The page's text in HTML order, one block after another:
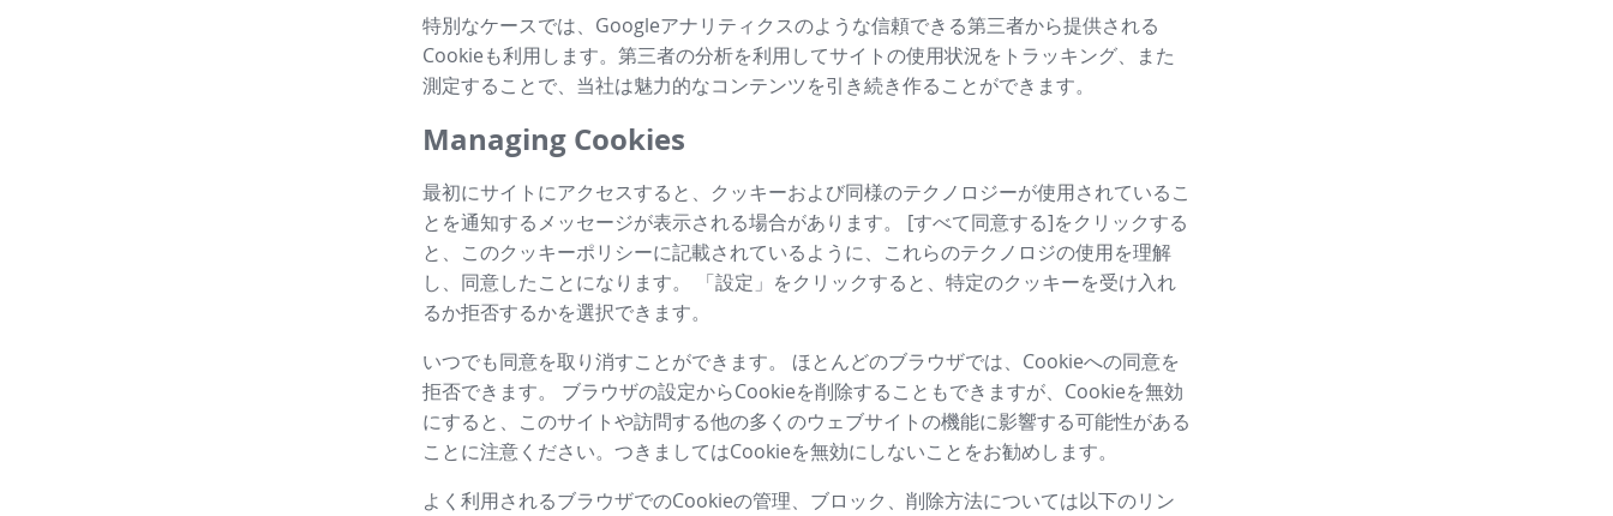
特別なケースでは、Googleアナリティクスのような信頼できる第三者から提供される
Cookieも利用します。第三者の分析を利用してサイトの使用状況をトラッキング、また
測定することで、当社は魅力的なコンテンツを引き続き作ることができます。
Managing Cookies
最初にサイトにアクセスすると、クッキーおよび同様のテクノロジーが使用されているこ
とを通知するメッセージが表示される場合があります。 [すべて同意する]をクリックする
と、このクッキーポリシーに記載されているように、これらのテクノロジの使用を理解
し、同意したことになります。 「設定」をクリックすると、特定のクッキーを受け入れ
るか拒否するかを選択できます。
いつでも同意を取り消すことができます。 ほとんどのブラウザでは、Cookieへの同意を
拒否できます。 ブラウザの設定からCookieを削除することもできますが、Cookieを無効
にすると、このサイトや訪問する他の多くのウェブサイトの機能に影響する可能性がある
ことに注意ください。つきましてはCookieを無効にしないことをお勧めします。
よく利用されるブラウザでのCookieの管理、ブロック、削除方法については以下のリン